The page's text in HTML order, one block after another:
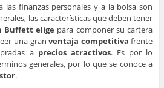
las finanzas personales y a la bolsa son
las características que deben tener
Buffett elige para componer su cartera
una granventaja competitiva frente
a precios atractivos. Es por lo
generales, por lo que se conoce a
.